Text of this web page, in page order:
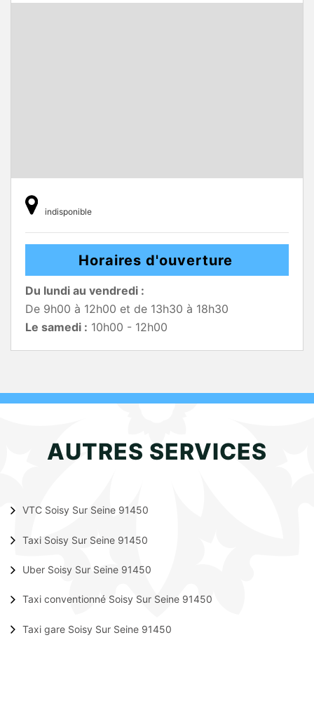
indisponible
Horaires d'ouverture
Du lundi au vendredi :
De 9h00 à 12h00 et de 13h30 à 18h30
Le samedi : 10h00 - 12h00
AUTRES SERVICES
VTC Soisy Sur Seine 91450
Taxi Soisy Sur Seine 91450
Uber Soisy Sur Seine 91450
Taxi conventionné Soisy Sur Seine 91450
Taxi gare Soisy Sur Seine 91450